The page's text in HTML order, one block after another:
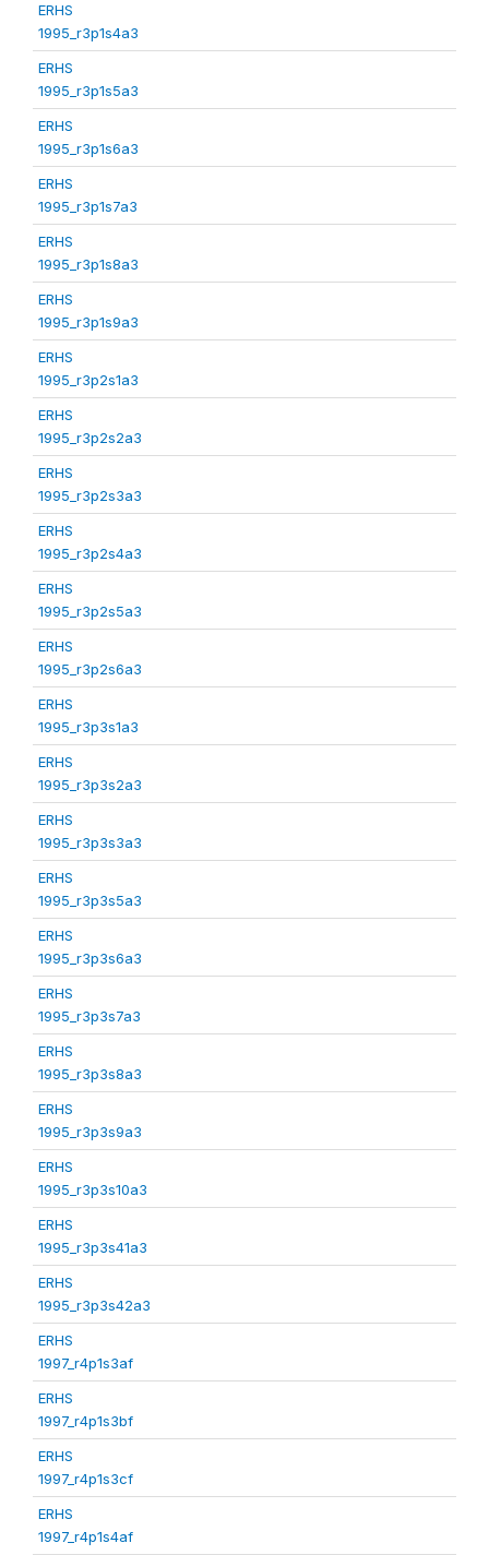
ERHS
1995_r3p1s4a3
ERHS
1995_r3p1s5a3
ERHS
1995_r3p1s6a3
ERHS
1995_r3p1s7a3
ERHS
1995_r3p1s8a3
ERHS
1995_r3p1s9a3
ERHS
1995_r3p2s1a3
ERHS
1995_r3p2s2a3
ERHS
1995_r3p2s3a3
ERHS
1995_r3p2s4a3
ERHS
1995_r3p2s5a3
ERHS
1995_r3p2s6a3
ERHS
1995_r3p3s1a3
ERHS
1995_r3p3s2a3
ERHS
1995_r3p3s3a3
ERHS
1995_r3p3s5a3
ERHS
1995_r3p3s6a3
ERHS
1995_r3p3s7a3
ERHS
1995_r3p3s8a3
ERHS
1995_r3p3s9a3
ERHS
1995_r3p3s10a3
ERHS
1995_r3p3s41a3
ERHS
1995_r3p3s42a3
ERHS
1997_r4p1s3af
ERHS
1997_r4p1s3bf
ERHS
1997_r4p1s3cf
ERHS
1997_r4p1s4af